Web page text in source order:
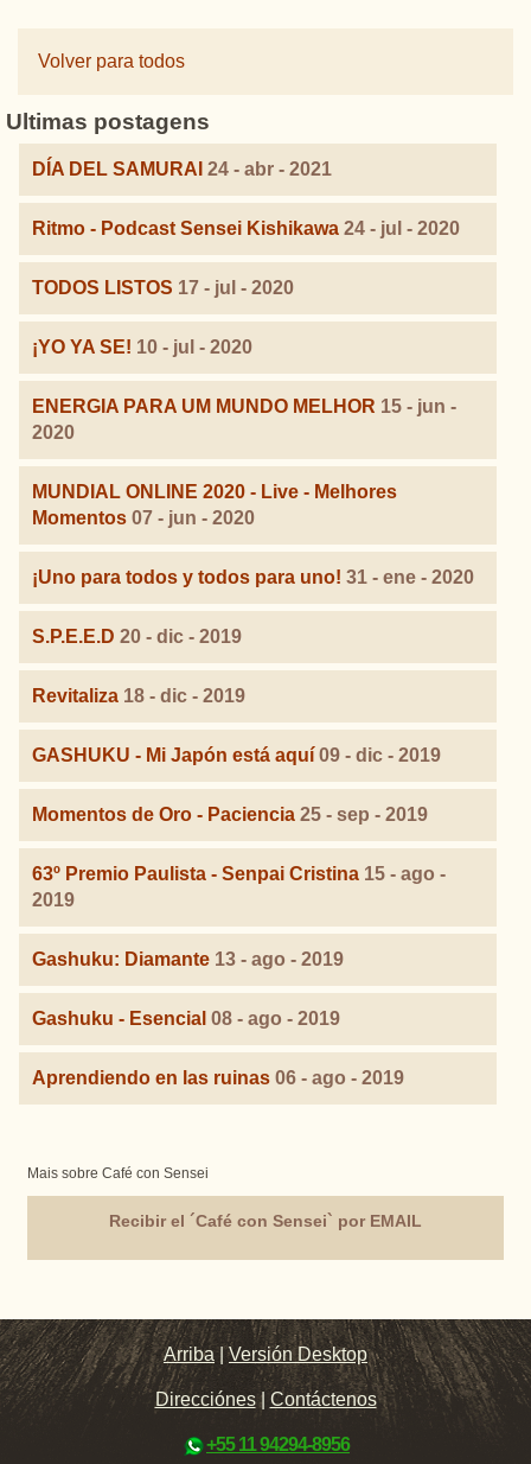
Volver para todos
Ultimas postagens
DÍA DEL SAMURAI 24 - abr - 2021
Ritmo - Podcast Sensei Kishikawa 24 - jul - 2020
TODOS LISTOS 17 - jul - 2020
¡YO YA SE! 10 - jul - 2020
ENERGIA PARA UM MUNDO MELHOR 15 - jun -
2020
MUNDIAL ONLINE 2020 - Live - Melhores
Momentos 07 - jun - 2020
¡Uno para todos y todos para uno! 31 - ene - 2020
S.P.E.E.D 20 - dic - 2019
Revitaliza 18 - dic - 2019
GASHUKU - Mi Japón está aquí 09 - dic - 2019
Momentos de Oro - Paciencia 25 - sep - 2019
63º Premio Paulista - Senpai Cristina 15 - ago -
2019
Gashuku: Diamante 13 - ago - 2019
Gashuku - Esencial 08 - ago - 2019
Aprendiendo en las ruinas 06 - ago - 2019
Mais sobre Café con Sensei
Recibir el ´Café con Sensei` por EMAIL
Arriba |Versión Desktop
Direcciónes| Contáctenos
+55 11 94294-8956